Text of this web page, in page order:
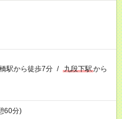
駅から徒歩7分 / 九段下駅から
60分)